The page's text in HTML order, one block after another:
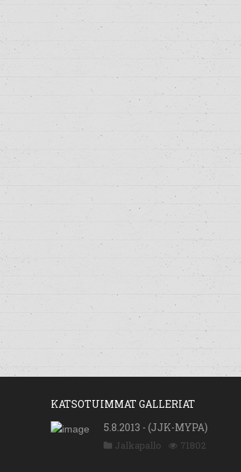
KATSOTUIMMAT GALLERIAT
5.8.2013 - (JJK-MYPA)
Jalkapallo 71802